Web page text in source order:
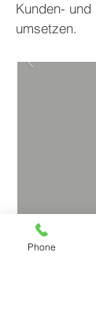
Kunden-
umsetzen.
Phone